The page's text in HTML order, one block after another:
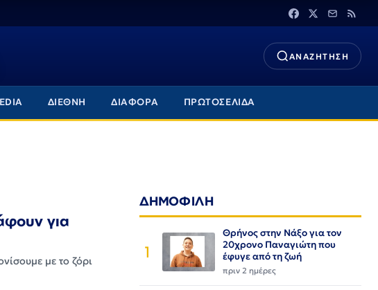
ΑΝΑΖΗΤΗΣΗ
ΔΙΕΘΝΗ ΔΙΑΦΟΡΑ ΠΡΩΤΟΣΕΛΙΔΑ
για
με το ζόρι
ΔΗΜΟΦΙΛΗ
1
Θρήνος στην Νάξο για τον
20χρονο Παναγιώτη που
έφυγε από τη ζωή
πριν 2 ημέρες